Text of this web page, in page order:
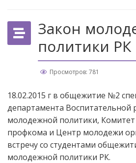
Закон
политики РК
Просмотров: 781
18.02.2015 г в общежитие №2
департамента Воспитательной
молодежной политики, Комитет
профкома и Центр молодежи
встречу со студентами
молодежной политики РК.